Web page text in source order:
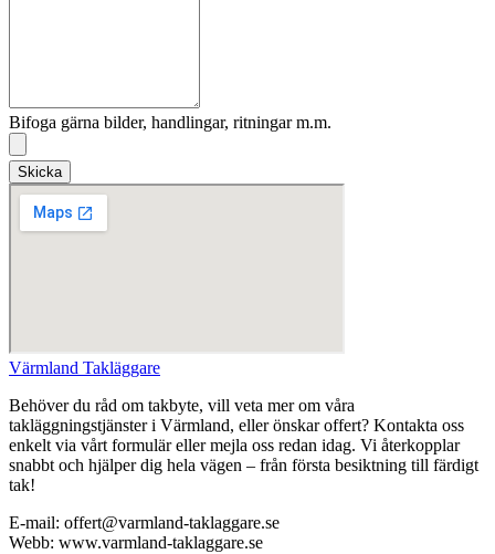
Bifoga gärna bilder, handlingar, ritningar m.m.
Skicka
Värmland Takläggare
Behöver du råd om takbyte, vill veta mer om våra
takläggningstjänster i Värmland, eller önskar offert? Kontakta oss
enkelt via vårt formulär eller mejla oss redan idag. Vi återkopplar
snabbt och hjälper dig hela vägen – från första besiktning till färdigt
tak!
E-mail: offert@varmland-taklaggare.se
Webb: www.varmland-taklaggare.se